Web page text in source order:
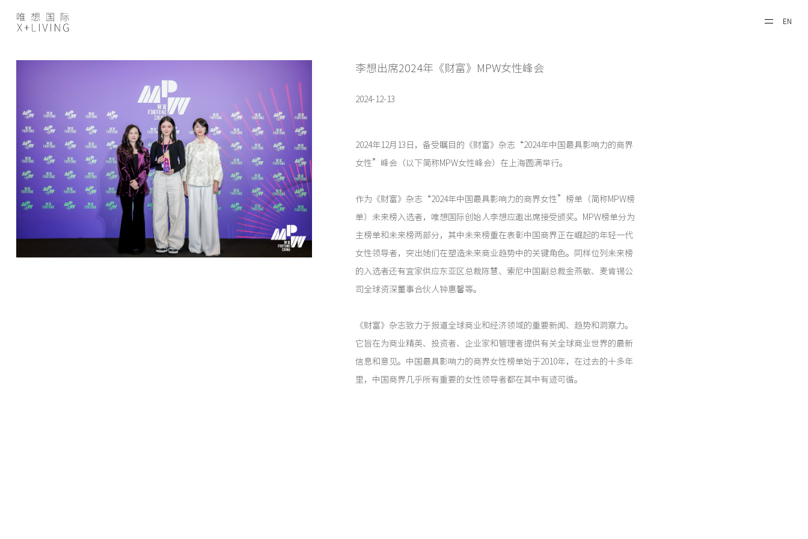
EN
李想出席2024年《财富》MPW女性峰会
2024-12-13
2024年12月13日，备受瞩目的《财富》杂志“2024年中国最具影响力的商界
女性”峰会（以下简称MPW女性峰会）在上海圆满举行。
作为《财富》杂志“2024年中国最具影响力的商界女性”榜单（简称MPW榜
单）未来榜入选者，唯想国际创始人李想应邀出席接受颁奖。MPW榜单分为
主榜单和未来榜两部分，其中未来榜重在表彰中国商界正在崛起的年轻一代
女性领导者，突出她们在塑造未来商业趋势中的关键角色。同样位列未来榜
的入选者还有宜家供应东亚区总裁陈慧、索尼中国副总裁金燕敏、麦肯锡公
司全球资深董事合伙人钟惠馨等。
《财富》杂志致力于报道全球商业和经济领域的重要新闻、趋势和洞察力。
它旨在为商业精英、投资者、企业家和管理者提供有关全球商业世界的最新
信息和意见。中国最具影响力的商界女性榜单始于2010年，在过去的十多年
里，中国商界几乎所有重要的女性领导者都在其中有迹可循。